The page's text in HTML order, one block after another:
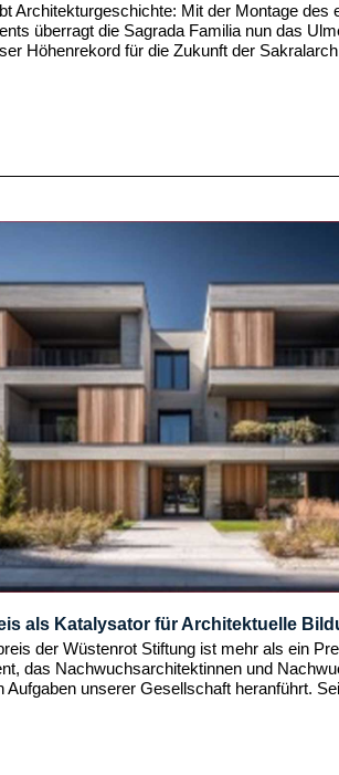
Architekturgeschichte: Mit der Montage des
überragt die Sagrada Familia nun das
Höhenrekord für die Zukunft der
als Katalysator für Architektuelle
der Wüstenrot Stiftung ist mehr als ein
das Nachwuchsarchitektinnen und
Aufgaben unserer Gesellschaft heranführt.